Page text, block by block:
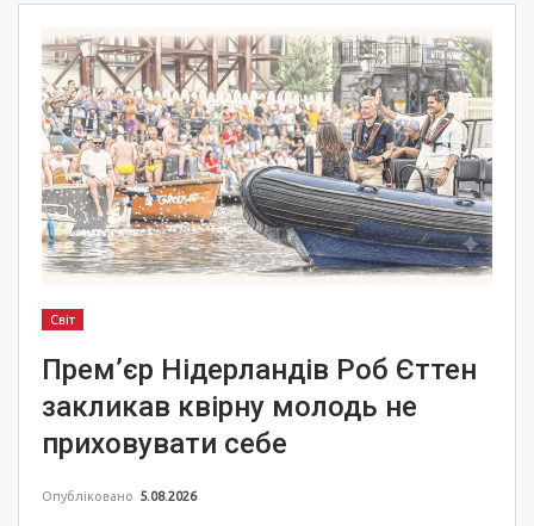
Світ
Прем’єр Нідерландів Роб Єттен
закликав квірну молодь не
приховувати себе
Опубліковано 5.08.2026